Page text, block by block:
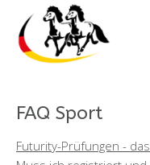
FAQ Sport
Futurity-Prüfungen -